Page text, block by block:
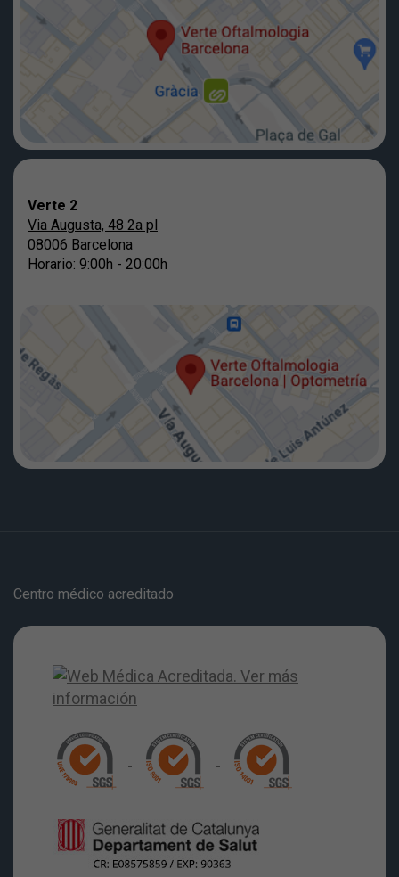
Verte 2
Via Augusta, 48 2a pl
08006 Barcelona
Horario: 9:00h - 20:00h
Centro médico acreditado